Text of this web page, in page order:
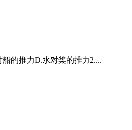
的推力D.水对桨的推力2....